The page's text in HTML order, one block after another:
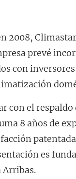
2008,
prevé
con
con el respaldo
8 años de
es
Arribas.